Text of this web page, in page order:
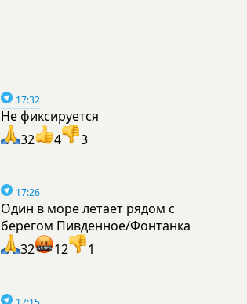
17:32
Не фиксируется
32
4 3
17:26
Один в море летает рядом с
берегом Пивденное/Фонтанка
32
12 1